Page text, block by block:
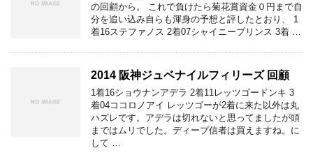
の回顧から。 これで負けたら菊花賞資金０円まで自
分を追い込み自らも渾身の予想と評したとおり、 1
着16ステファノス 2着07シャイニープリンス 3着 …
2014 阪神ジュベナイルフィリーズ 回顧
1着16ショウナンアデラ 2着11レッツゴードンキ 3
着04ココロノアイ レッツゴーが2着に来た以外は丸
ハズレです。アデラは切れないと思ってましたが頭
まではムリでした。ディープ信者は買えますね。に
して …